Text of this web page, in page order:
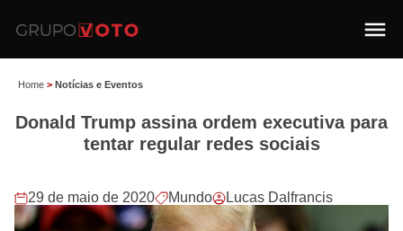
Home > Notícias e Eventos
Donald Trump assina ordem executiva para
tentar regular redes sociais
29 de maio de 2020 Mundo Lucas Dalfrancis